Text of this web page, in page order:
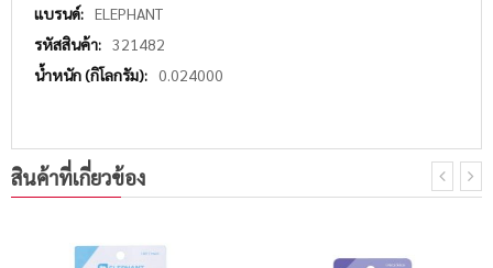
More
Information
ELEPHANT
321482
0.024000
สินค้าที่เกี่ยวข้อง